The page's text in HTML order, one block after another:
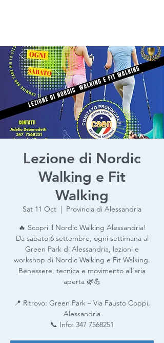
Lezione di Nordic
Walking e Fit
Walking
Sat 11 Oct
  |
Provincia di Alessandria
🔥 Scopri il Nordic Walking Alessandria!
Da sabato 6 settembre, ogni settimana al
Green Park di Alessandria, lezioni e
workshop di Nordic Walking e Fit Walking.
Benessere, tecnica e movimento all’aria
aperta 🌿💪
📍 Ritrovo: Green Park – Via Fausto Coppi,
Alessandria
📞 Info: 347 7568251